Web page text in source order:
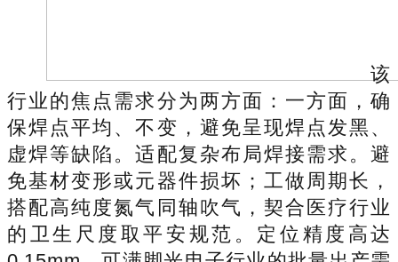
该
行业的焦点需求分为两方面：一方面，确
保焊点平均、不变，避免呈现焊点发黑、
虚焊等缺陷。适配复杂布局焊接需求。避
免基材变形或元器件损坏；工做周期长，
搭配高纯度氮气同轴吹气，契合医疗行业
的卫生尺度取平安规范。定位精度高达